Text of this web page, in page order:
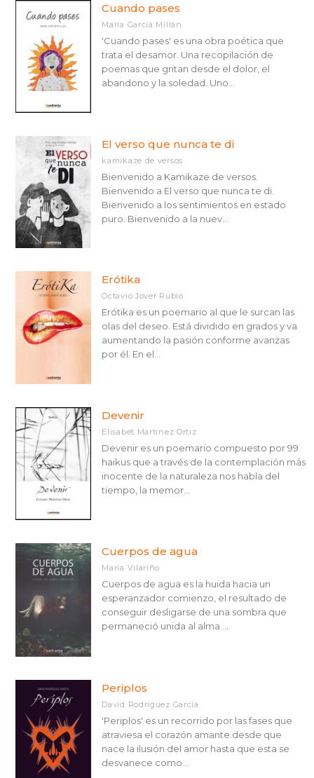
Cuando pases
María García Millán
'Cuando pases' es una obra poética que
trata el desamor. Una recopilación de
poemas que gritan desde el dolor, el
abandono y la soledad. Uno...
El verso que nunca te di
kamikaze de versos
Bienvenido a Kamikaze de versos.
Bienvenido a El verso que nunca te di.
Bienvenido a los sentimientos en estado
puro. Bienvenido a la nuev...
Erótika
Octavio Jover Rubio
Erótika es un poemario al que le surcan las
olas del deseo. Está dividido en grados y va
aumentando la pasión conforme avanzas
por él. En el...
Devenir
Elisabet Martínez Ortiz
Devenir es un poemario compuesto por 99
haikus que a través de la contemplación más
inocente de la naturaleza nos habla del
tiempo, la memor...
Cuerpos de agua
María Vilariño
Cuerpos de agua es la huida hacia un
esperanzador comienzo, el resultado de
conseguir desligarse de una sombra que
permaneció unida al alma ...
Periplos
David Rodríguez García
'Periplos' es un recorrido por las fases que
atraviesa el corazón amante desde que
nace la ilusión del amor hasta que esta se
desvanece como...